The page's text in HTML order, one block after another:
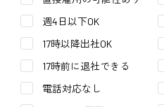
週4日以下OK
17時以降出社OK
17時前に退社できる
電話対応なし